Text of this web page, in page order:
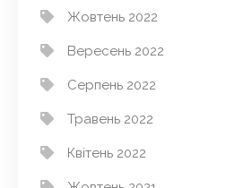
Жовтень 2022
Вересень 2022
Серпень 2022
Травень 2022
Квітень 2022